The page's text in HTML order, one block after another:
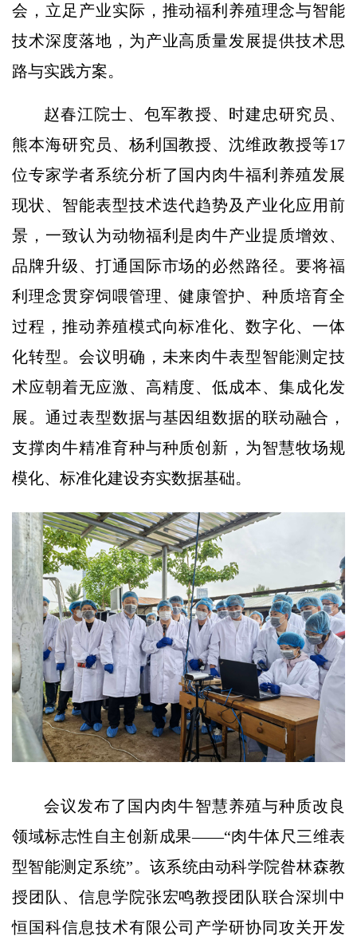
会，立足产业实际，推动福利养殖理念与智能
技术深度落地，为产业高质量发展提供技术思
路与实践方案。
赵春江院士、包军教授、时建忠研究员、
熊本海研究员、杨利国教授、沈维政教授等17
位专家学者系统分析了国内肉牛福利养殖发展
现状、智能表型技术迭代趋势及产业化应用前
景，一致认为动物福利是肉牛产业提质增效、
品牌升级、打通国际市场的必然路径。要将福
利理念贯穿饲喂管理、健康管护、种质培育全
过程，推动养殖模式向标准化、数字化、一体
化转型。会议明确，未来肉牛表型智能测定技
术应朝着无应激、高精度、低成本、集成化发
展。通过表型数据与基因组数据的联动融合，
支撑肉牛精准育种与种质创新，为智慧牧场规
模化、标准化建设夯实数据基础。
会议发布了国内肉牛智慧养殖与种质改良
领域标志性自主创新成果——“肉牛体尺三维表
型智能测定系统”。该系统由动科学院昝林森教
授团队、信息学院张宏鸣教授团队联合深圳中
恒国科信息技术有限公司产学研协同攻关开发